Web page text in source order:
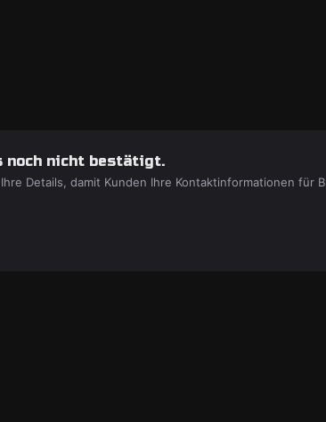
noch nicht bestätigt.
Details, damit Kunden Ihre Kontaktinformationen für